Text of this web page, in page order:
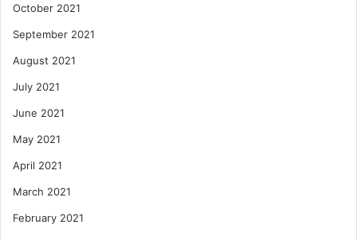
October 2021
September 2021
August 2021
July 2021
June 2021
May 2021
April 2021
March 2021
February 2021